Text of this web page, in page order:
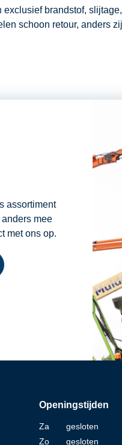
brandstof,
schoon retour, anders
assortiment
mee
met ons op.
Openingstijden
Za
gesloten
Zo
gesloten